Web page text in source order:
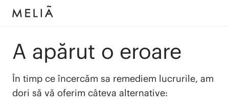
A apărut o eroare
În timp ce încercăm sa remediem lucrurile, am
dori să vă oferim câteva alternative: